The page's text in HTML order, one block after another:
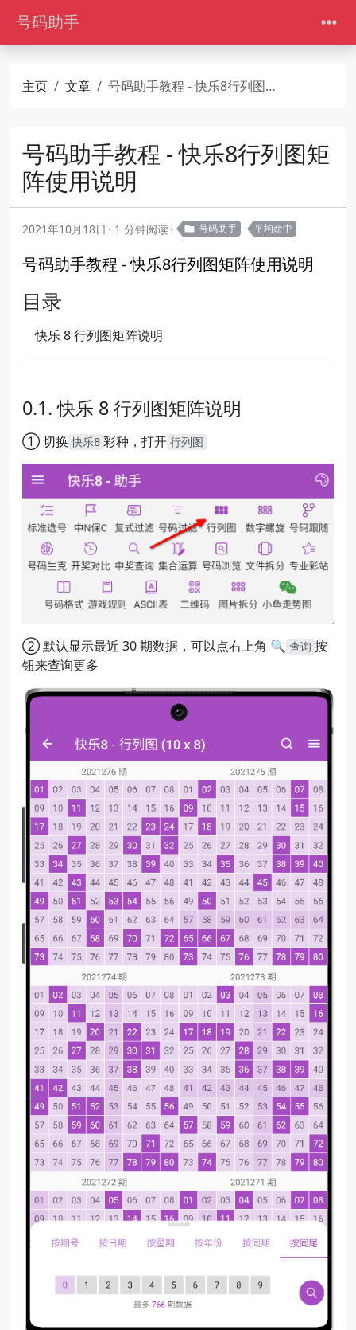
号码助手
主页 文章 号码助手教程 - 快乐8行列图矩阵使用说明
号码助手教程 - 快乐8行列图矩
阵使用说明
2021年10月18日 1 分钟阅读 号码助手 平均命中
号码助手教程 - 快乐8行列图矩阵使用说明
目录
快乐 8 行列图矩阵说明
快乐 8 行列图矩阵说明
① 切换 快乐8 彩种，打开 行列图
② 默认显示最近 30 期数据，可以点右上角 🔍 查询 按
钮来查询更多